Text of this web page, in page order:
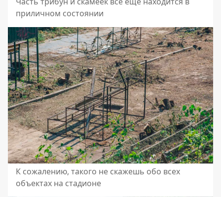
приличном состоянии
К сожалению, такого не скажешь обо всех
объектах на стадионе